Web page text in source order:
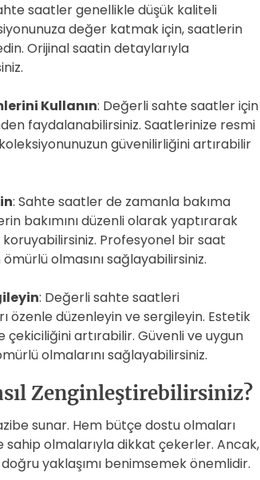
saatler genellikle düşük kaliteli
değer katmak için, saatlerin
Orijinal saatin detaylarıyla
Kullanın: Değerli sahte saatler için
faydalanabilirsiniz. Saatlerinize resmi
güvenilirliğini artırabilir
: Sahte saatler de zamanla bakıma
bakımını düzenli olarak yaptırarak
Profesyonel bir saat
olmasını sağlayabilirsiniz.
: Değerli sahte saatleri
özenle düzenleyin ve sergileyin. Estetik
artırabilir. Güvenli ve uygun
olmalarını sağlayabilirsiniz.
Zenginleştirebilirsiniz?
sunar. Hem bütçe dostu olmaları
olmalarıyla dikkat çekerler. Ancak,
yaklaşımı benimsemek önemlidir.